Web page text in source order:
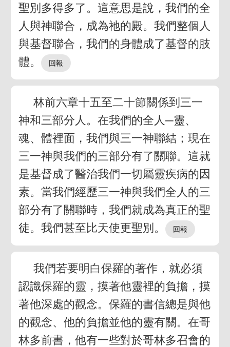
聖別多得多了。這意思是說，我們的全
人與神聯合，成為祂的殿。我們整個人
與基督聯合，我們的身體成了基督的肢
體。
林前六章十五至二十節關係到三一
神和三部分人。在我們的全人─靈、
魂、體裡面，我們與三一神聯結；現在
三一神與我們的三部分有了關聯。這就
是基督成了醫治我們一切屬靈疾病的因
素。當我們經歷三一神與我們全人的三
部分有了關聯時，我們就成為真正的聖
徒。我們甚至比天使更聖別。
我們若要明白保羅的著作，就必須
認識保羅的靈，摸著他靈裡的負擔，摸
著他深處的觀念。保羅的書信總是與他
的觀念、他的負擔並他的靈有關。在哥
林多前書，他有一些對於哥林多召會的